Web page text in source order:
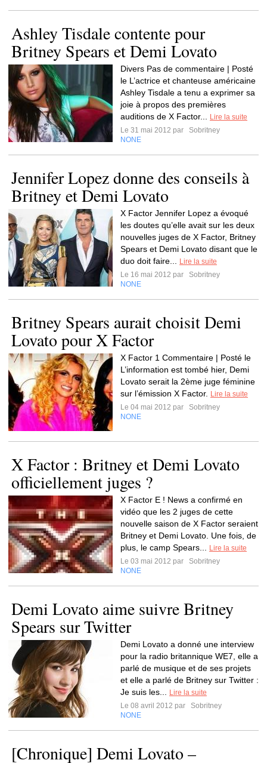
Ashley Tisdale contente pour
Britney Spears et Demi Lovato
Divers Pas de commentaire | Posté
le L’actrice et chanteuse américaine
Ashley Tisdale a tenu a exprimer sa
joie à propos des premières
auditions de X Factor...
Lire la suite
Le 31 mai 2012 par
Sobritney
NONE
Jennifer Lopez donne des conseils à
Britney et Demi Lovato
X Factor Jennifer Lopez a évoqué
les doutes qu’elle avait sur les deux
nouvelles juges de X Factor, Britney
Spears et Demi Lovato disant que le
duo doit faire...
Lire la suite
Le 16 mai 2012 par
Sobritney
NONE
Britney Spears aurait choisit Demi
Lovato pour X Factor
X Factor 1 Commentaire | Posté le
L’information est tombé hier, Demi
Lovato serait la 2ème juge féminine
sur l’émission X Factor.
Lire la suite
Le 04 mai 2012 par
Sobritney
NONE
X Factor : Britney et Demi Lovato
officiellement juges ?
X Factor E ! News a confirmé en
vidéo que les 2 juges de cette
nouvelle saison de X Factor seraient
Britney et Demi Lovato. Une fois, de
plus, le camp Spears...
Lire la suite
Le 03 mai 2012 par
Sobritney
NONE
Demi Lovato aime suivre Britney
Spears sur Twitter
Demi Lovato a donné une interview
pour la radio britannique WE7, elle a
parlé de musique et de ses projets
et elle a parlé de Britney sur Twitter :
Je suis les...
Lire la suite
Le 08 avril 2012 par
Sobritney
NONE
[Chronique] Demi Lovato –